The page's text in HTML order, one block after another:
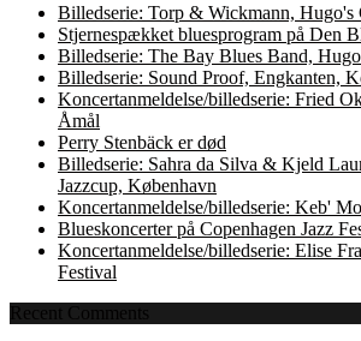
Billedserie: Torp & Wickmann, Hugo's
Stjernespækket bluesprogram på Den
Billedserie: The Bay Blues Band,
Billedserie: Sound Proof, Engkanten,
Koncertanmeldelse/billedserie: Fried
Åmål
Perry Stenbäck er død
Billedserie: Sahra da Silva & Kjeld
Jazzcup, København
Koncertanmeldelse/billedserie: Keb'
Blueskoncerter på Copenhagen Jazz
Koncertanmeldelse/billedserie: Elise
Festival
Recent Comments